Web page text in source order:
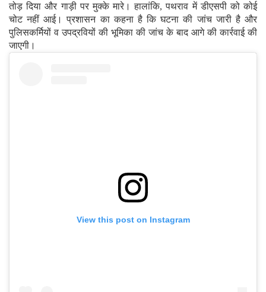
तोड़ दिया और गाड़ी पर मुक्के मारे। हालांकि, पथराव में डीएसपी को कोई
चोट नहीं आई। प्रशासन का कहना है कि घटना की जांच जारी है और
पुलिसकर्मियों व उपद्रवियों की भूमिका की जांच के बाद आगे की कार्रवाई की
जाएगी।
View this post on Instagram